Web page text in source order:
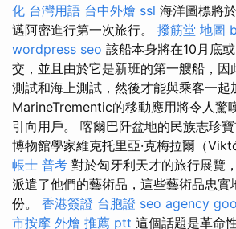
化 台灣用語 台中外燴 ssl 海洋圖標將
邁阿密進行第一次旅行。 撥筋堂 地圖
wordpress seo 該船本身將在10月底
交，並且由於它是新班的第一艘船，因
測試和海上測試，然後才能與乘客一起
MarineTrementic的移動應用將令人驚
引向用戶。 喀爾巴阡盆地的民族志珍
博物館學家維克托里亞·克梅拉爾（
帳士 普考 對於匈牙利天才的旅行展覽
派遣了他們的藝術品，這些藝術品忠實
份。 香港簽證 台胞證 seo agency
市按摩 外燴 推薦 ptt 這個話題是革命